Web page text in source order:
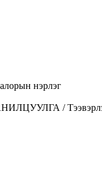
нэрлэг
/ Тээвэрлэлт